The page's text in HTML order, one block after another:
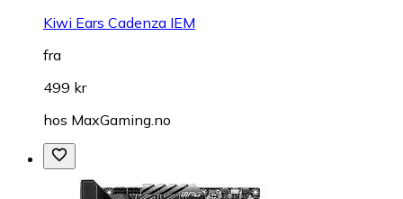
Kiwi Ears Cadenza IEM
fra
499 kr
hos MaxGaming.no